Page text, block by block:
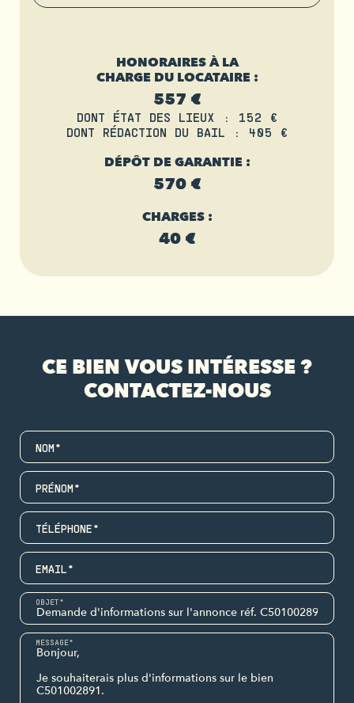
HONORAIRES À LA
CHARGE DU LOCATAIRE :
557 €
DONT ÉTAT DES LIEUX : 152 €
DONT RÉDACTION DU BAIL : 405 €
DÉPÔT DE GARANTIE :
570 €
CHARGES :
40 €
CE BIEN VOUS INTÉRESSE ?
CONTACTEZ-NOUS
NOM*
PRÉNOM*
TÉLÉPHONE*
EMAIL*
OBJET*
MESSAGE*